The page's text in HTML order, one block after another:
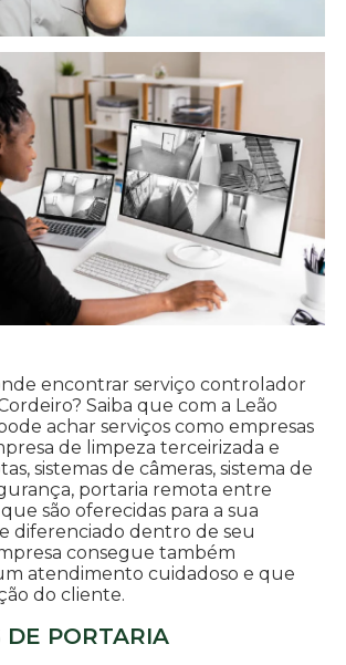
encontrar serviço controlador
Saiba que com a Leão
achar serviços como empresas
de limpeza terceirizada e
sistemas de câmeras, sistema de
portaria remota entre
são oferecidas para a sua
diferenciado dentro de seu
consegue também
atendimento cuidadoso e que
do cliente.
DE PORTARIA